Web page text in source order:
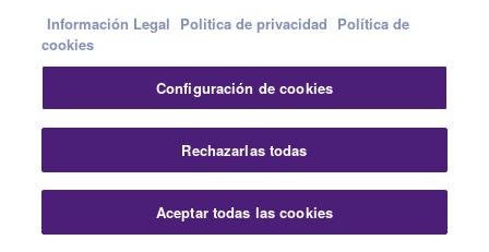
El CFX es un piano de
concierto de 275 cm que
graves de gran potencia,
su extensa paleta de
colores tonales y la
posibilidad de crear los
Información Legal Politica de privacidad Política de
cookies
Configuración de cookies
Rechazarlas todas
Aceptar todas las cookies